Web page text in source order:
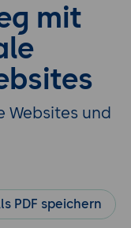
mit
Websites und
PDF speichern